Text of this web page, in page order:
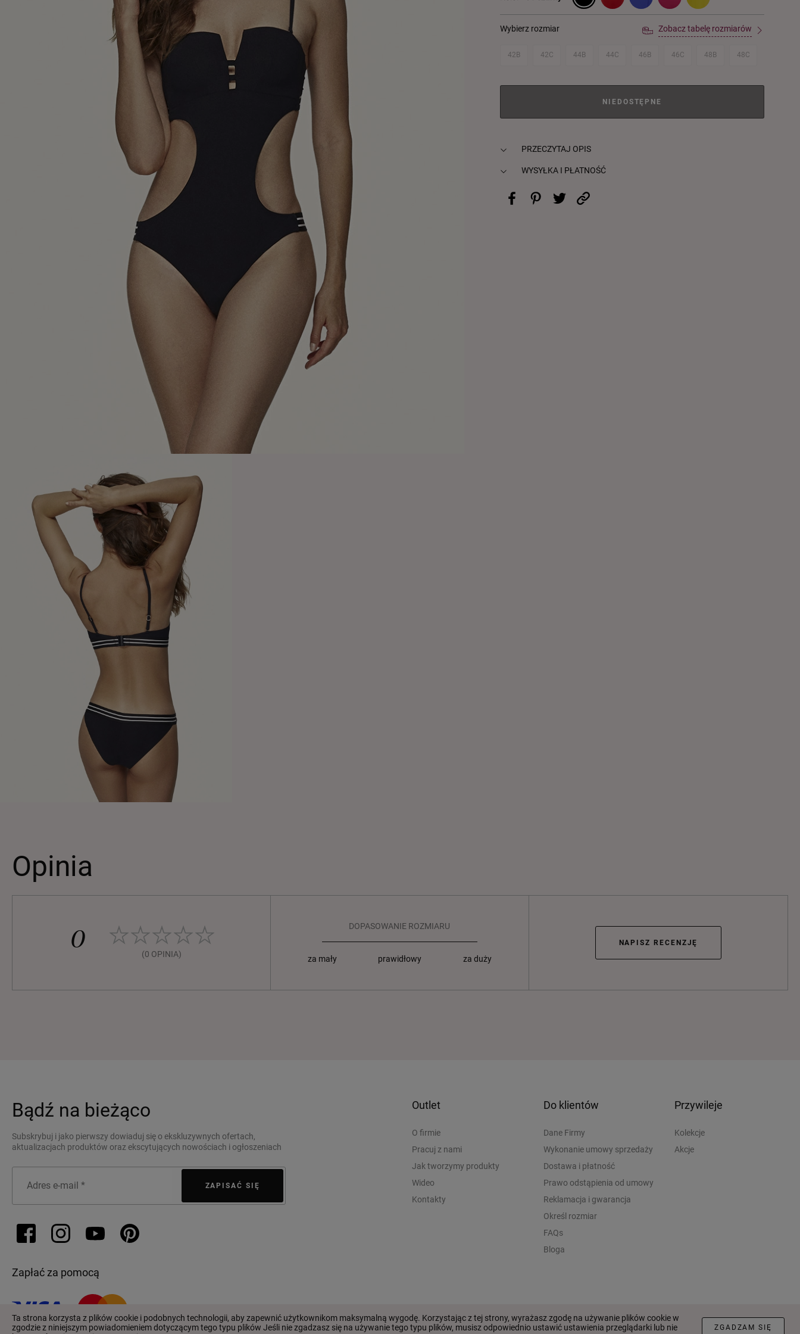
Wybierz rozmiar Zobacz tabelę rozmiarów
42B 42C 44B 44C 46B 46C 48B 48C
NIEDOSTĘPNE
PRZECZYTAJ OPIS
WYSYŁKA I PŁATNOŚĆ
Opinia
0
(0 OPINIA)
DOPASOWANIE ROZMIARU
za mały prawidłowy za duży
NAPISZ RECENZJĘ
Bądź na bieżąco
Subskrybuj i jako pierwszy dowiaduj się o ekskluzywnych ofertach,
aktualizacjach produktów oraz ekscytujących nowościach i ogłoszeniach
ZAPISAĆ SIĘ
Zapłać za pomocą
Outlet
O firmie
Pracuj z nami
Jak tworzymy produkty
Wideo
Kontakty
Do klientów
Dane Firmy
Wykonanie umowy sprzedaży
Dostawa i płatność
Prawo odstąpienia od umowy
Reklamacja i gwarancja
Określ rozmiar
FAQs
Bloga
Przywileje
Kolekcje
Akcje
© 2026 Outlet Umowa użytkownika Polityka Prywatności
Ta strona korzysta z plików cookie i podobnych technologii, aby zapewnić użytkownikom maksymalną wygodę. Korzystając z tej strony, wyrażasz zgodę na używanie plików cookie w
zgodzie z niniejszym powiadomieniem dotyczącym tego typu plików Jeśli nie zgadzasz się na używanie tego typu plików, musisz odpowiednio ustawić ustawienia przeglądarki lub nie
ZGADZAM SIĘ